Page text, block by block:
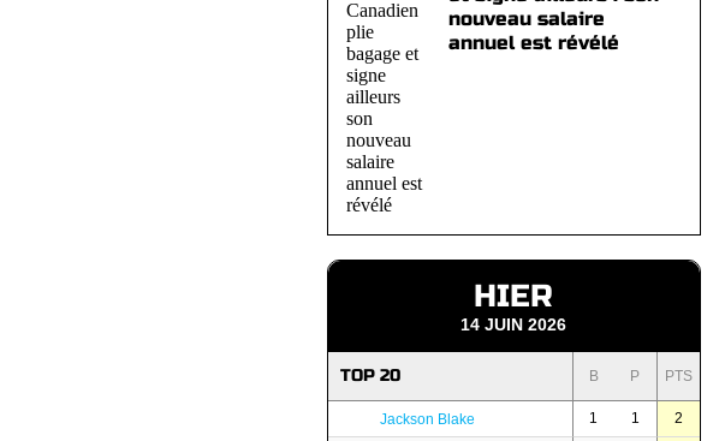
nouveau salaire
annuel est révélé
HIER
14 JUIN 2026
TOP 20 B P PTS
Jackson Blake 1 1 2